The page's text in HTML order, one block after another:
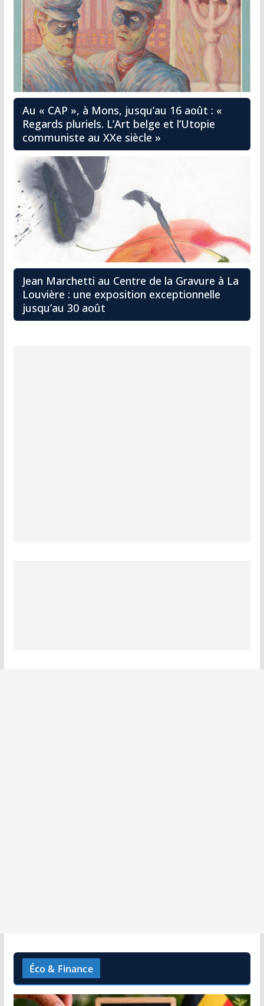
Au « CAP », à Mons, jusqu’au 16 août : «
Regards pluriels. L’Art belge et l’Utopie
communiste au XXe siècle »
Jean Marchetti au Centre de la Gravure à La
Louvière : une exposition exceptionnelle
jusqu’au 30 août
Éco & Finance